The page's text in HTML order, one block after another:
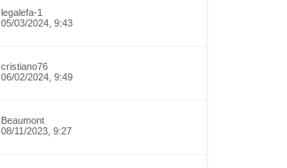
legalefa-1
05/03/2024, 9:43
cristiano76
06/02/2024, 9:49
Beaumont
08/11/2023, 9:27